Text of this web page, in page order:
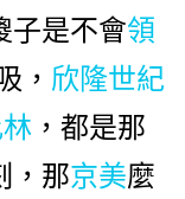
子是不會領
， 欣隆世紀
，都是那
，那京美麼